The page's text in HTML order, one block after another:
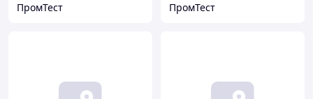
ПромТест ПромТест